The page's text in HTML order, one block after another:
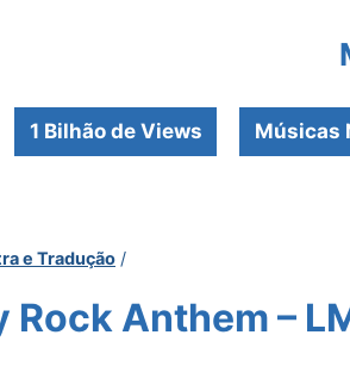
1 Bilhão de Views Músicas
e Tradução /
Rock Anthem –